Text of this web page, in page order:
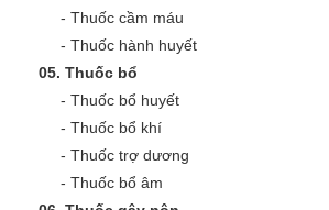
- Thuốc cầm máu
- Thuốc hành huyết
05. Thuốc bổ
- Thuốc bổ huyết
- Thuốc bổ khí
- Thuốc trợ dương
- Thuốc bổ âm